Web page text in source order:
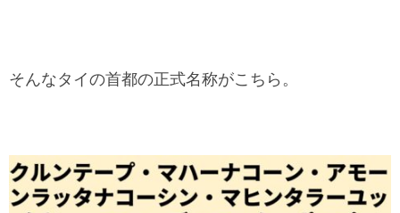
そんなタイの首都の正式名称がこちら。